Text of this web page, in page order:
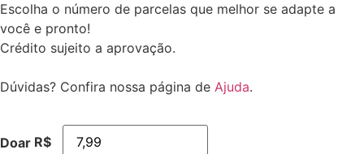
Escolha o número de parcelas que melhor se adapte a
você e pronto!
Crédito sujeito a aprovação.
Dúvidas? Confira nossa página de Ajuda.
Doar R$